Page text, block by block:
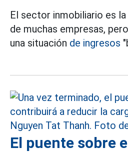
El sector inmobiliario es
de muchas empresas,
una situación de ingresos
El puente sobre